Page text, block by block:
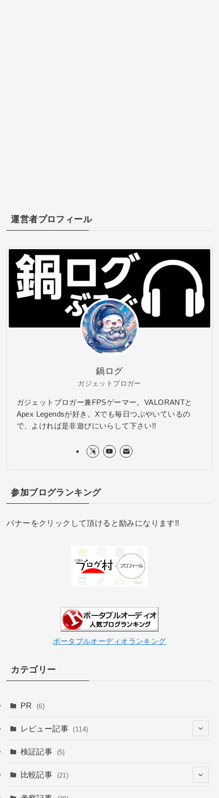
運営者プロフィール
鍋ログ
ガジェットブロガー
ガジェットブロガー兼FPSゲーマー。VALORANTと
Apex Legendsが好き。Xでも毎日つぶやいているの
で、よければ是非遊びにいらして下さい!!
参加ブログランキング
バナーをクリックして頂けると励みになります!!
ポータブルオーディオランキング
カテゴリー
PR (6)
レビュー記事 (114)
検証記事 (5)
比較記事 (21)